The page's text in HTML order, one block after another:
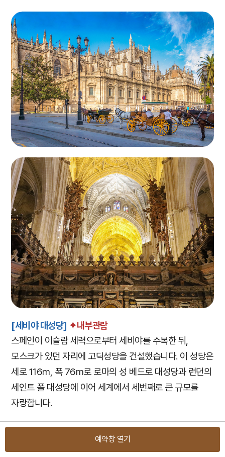
[세비야 대성당] ✦내부관람
스페인이 이슬람 세력으로부터 세비야를 수복한 뒤,
모스크가 있던 자리에 고딕성당을 건설했습니다. 이 성당은
세로 116m, 폭 76m로 로마의 성 베드로 대성당과 런던의
세인트 폴 대성당에 이어 세계에서 세번째로 큰 규모를
자랑합니다.
예약창 열기